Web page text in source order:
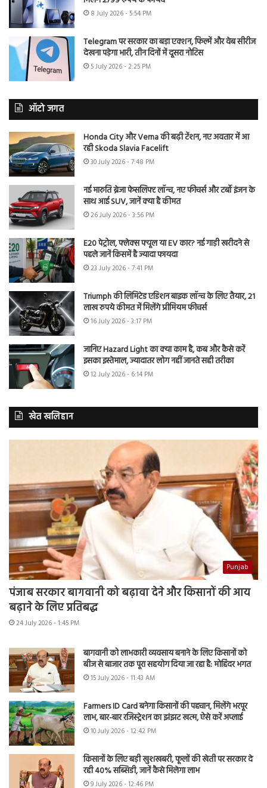
8 July 2026 - 5:54 PM
Telegram पर सरकार का बड़ा एक्शन, फिल्में और वेब सीरीज
देखना पड़ेगा भारी, तीन दिनों में दूसरा नोटिस
5 July 2026 - 2:25 PM
ऑटो जगत
Honda City और Verna की बढ़ी टेंशन, नए अवतार में आ
रही Skoda Slavia Facelift
30 July 2026 - 7:48 PM
नई मारुति ब्रेजा फेसलिफ्ट लॉन्च, नए फीचर्स और टर्बो इंजन के
साथ आई SUV, जानें क्या है कीमत
26 July 2026 - 3:56 PM
E20 पेट्रोल, फ्लेक्स फ्यूल या EV कार? नई गाड़ी खरीदने से
पहले जानें किसमें है ज्यादा फायदा
23 July 2026 - 7:41 PM
Triumph की लिमिटेड एडिशन बाइक लॉन्च के लिए तैयार, 21
लाख रुपये कीमत में मिलेंगे प्रीमियम फीचर्स
16 July 2026 - 3:17 PM
जानिए Hazard Light का क्या काम है, कब और कैसे करें
इसका इस्तेमाल, ज्यादातर लोग नहीं जानते सही तरीका
12 July 2026 - 6:14 PM
खेत खलिहान
Punjab
पंजाब सरकार बागवानी को बढ़ावा देने और किसानों की आय
बढ़ाने के लिए प्रतिबद्ध
24 July 2026 - 1:45 PM
बागवानी को लाभकारी व्यवसाय बनाने के लिए किसानों को
बीज से बाजार तक पूरा सहयोग दिया जा रहा है: मोहिंदर भगत
15 July 2026 - 11:43 AM
Farmers ID Card बनेगा किसानों की पहचान, मिलेंगे भरपूर
लाभ, बार-बार रजिस्ट्रेशन का झंझट खत्म, ऐसे करें अप्लाई
10 July 2026 - 12:42 PM
किसानों के लिए बड़ी खुशखबरी, फूलों की खेती पर सरकार दे
रही 40% सब्सिडी, जानें कैसे मिलेगा लाभ
9 July 2026 - 12:46 PM